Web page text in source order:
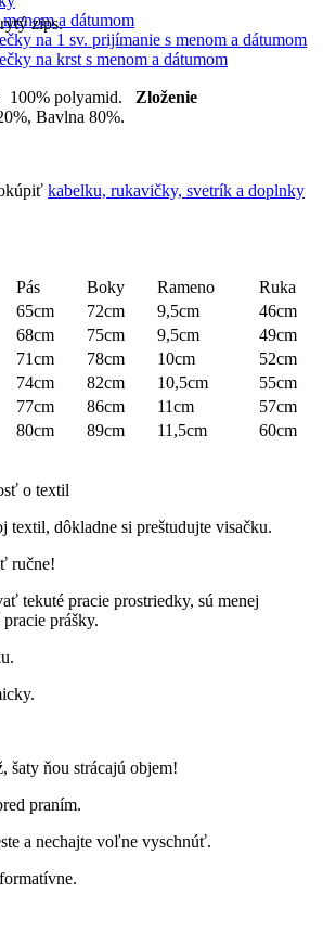
a dátumom
na 1 sv. prijímanie s menom a dátumom
na krst s menom a dátumom
zips.
100% polyamid. Zloženie
Bavlna 80%.
kabelku, rukavičky, svetrík a doplnky
Pás Boky Rameno
Ruka
65cm 72cm 9,5cm
46cm
68cm 75cm 9,5cm
49cm
71cm 78cm 10cm
52cm
74cm 82cm 10,5cm
55cm
77cm 86cm 11cm
57cm
80cm 89cm 11,5cm
60cm
o textil
textil, dôkladne si preštudujte visačku.
ručne!
tekuté pracie prostriedky, sú menej
prášky.
šaty ňou strácajú objem!
praním.
a nechajte voľne vyschnúť.